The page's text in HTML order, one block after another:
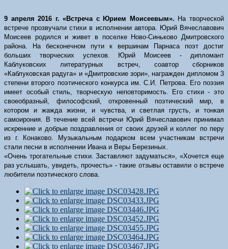
9 апреля 2016 г. «Встреча с Юрием Моисеевым». На творческой
встрече прозвучали стихи в исполнении автора. Юрий Вячеславович
Моисеев родился и живет в поселке Ново-Синьково Дмитровского
района. На бесконечном пути к вершинам Парнаса поэт достиг
больших творческих успехов. Юрий Моисеев - дипломант
Каблуковских литературных встреч, соавтор сборников
«Каблуковская радуга» и «Дмитровские зори», награжден дипломом 3
степени второго поэтического конкурса им. С.И. Петрова. Его поэзия
имеет особый стиль, творческую неповторимость. Его стихи - это
своеобразный, философский, откровенный поэтический мир, в
котором и жажда жизни, и чувства, и светлая грусть, и тонкая
самоирония. В течение всей встречи Юрий Вячеславович принимал
искренние и добрые поздравления от своих друзей и коллег по перу
из г. Конаково. Музыкальным подарком всем участникам встречи
стали песни в исполнении Ивана и Веры Березиных.
«Очень трогательные стихи. Заставляют задуматься», «Хочется еще
раз услышать, увидеть, прочесть» - такие отзывы оставили о встрече
любители поэтического слова.